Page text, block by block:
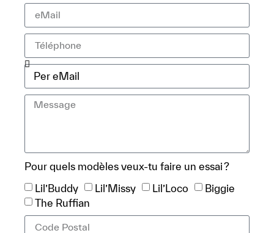
Pour quels modèles veux-tu faire un essai ?
Lil’Buddy
Lil’Missy Lil’Loco
Biggie
The Ruffian